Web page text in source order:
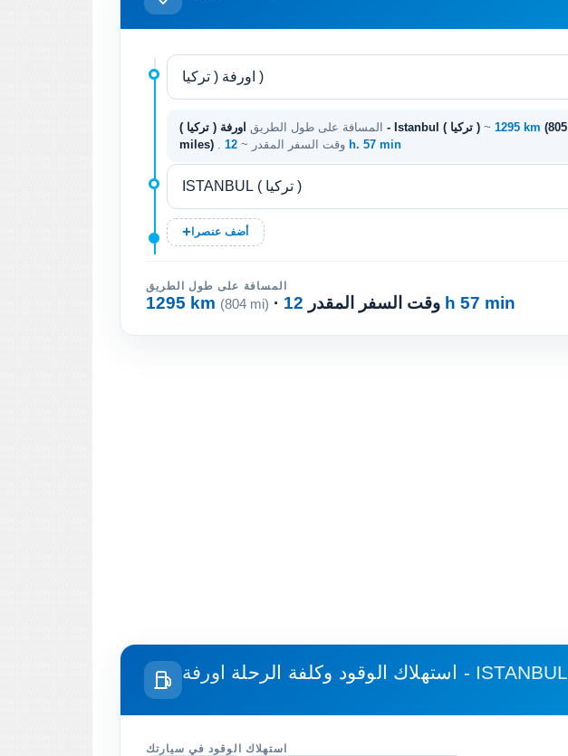
المسافة على طول الطريق اورفة ( تركيا ) - Istanbul ( تركيا ) ~ 1295 km (805
miles)
. وقت السفر المقدر ~ 12 h. 57 min
أضف عنصرا
المسافة على طول الطريق
1295 km (804 mi) · وقت السفر المقدر 12 h 57 min
استهلاك الوقود وكلفة الرحلة اورفة - ISTANBUL
استهلاك الوقود في سيارتك